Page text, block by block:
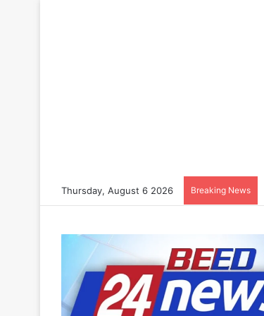
Thursday, August 6 2026 Breaking News